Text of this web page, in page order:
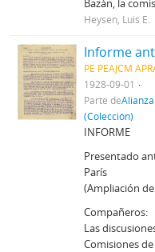
Bazán, la
Heysen, Luis E.
PE PEAJCM
1928-09-01
Parte de
(Colección)
INFORME
Presentado
París
(Ampliación
Compañeros:
Las
Comisiones